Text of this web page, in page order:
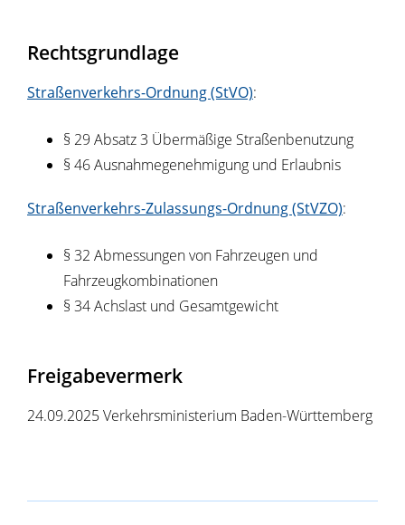
Rechtsgrundlage
Straßenverkehrs-Ordnung (StVO):
§ 29 Absatz 3 Übermäßige Straßenbenutzung
§ 46 Ausnahmegenehmigung und Erlaubnis
Straßenverkehrs-Zulassungs-Ordnung (StVZO):
§ 32 Abmessungen von Fahrzeugen und
Fahrzeugkombinationen
§ 34 Achslast und Gesamtgewicht
Freigabevermerk
24.09.2025 Verkehrsministerium Baden-Württemberg